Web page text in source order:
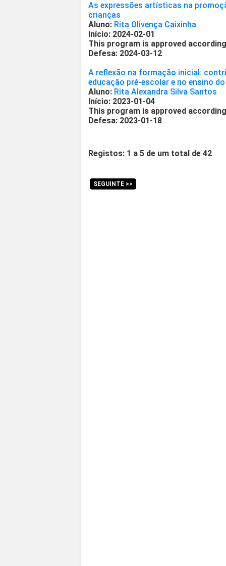
As expressões artísticas na
crianças
Aluno: Rita Olivença Caixinha
Início: 2024-02-01
This program is approved
Defesa: 2024-03-12
A reflexão na formação inicial:
educação pré-escolar e no ensino
Aluno: Rita Alexandra Silva Santos
Início: 2023-01-04
This program is approved
Defesa: 2023-01-18
Registos: 1 a 5 de um total de 42